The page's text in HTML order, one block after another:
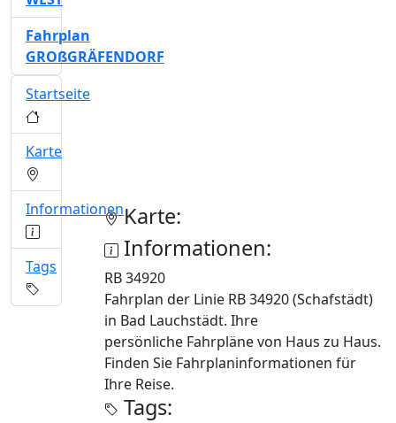
Karte:
Informationen:
RB 34920
Fahrplan der Linie RB 34920 (Schafstädt)
in Bad Lauchstädt. Ihre
persönliche Fahrpläne von Haus zu Haus.
Finden Sie Fahrplaninformationen für
Ihre Reise.
Tags:
Fahrplan
GROßGRÄFENDORF
Startseite
Karte
Informationen
Tags